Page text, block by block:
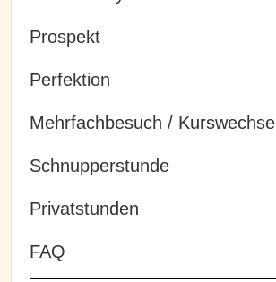
Prospekt
Perfektion
Mehrfachbesuch / Kurswechsel
Schnupperstunde
Privatstunden
FAQ